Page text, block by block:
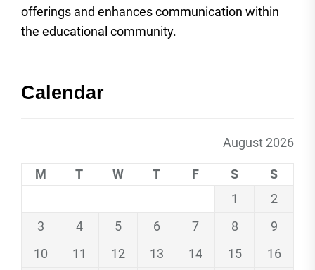
offerings and enhances communication within
the educational community.
Calendar
August 2026
M T W T F S
S
1
2
3
4 5 6 7 8
9
10
11 12 13 14 15
16